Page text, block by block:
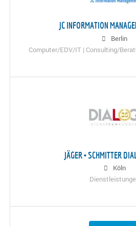
JC INFORMATION
Berlin
Computer/EDV/IT | Consulting/
JÄGER + SCHMITTER
Köln